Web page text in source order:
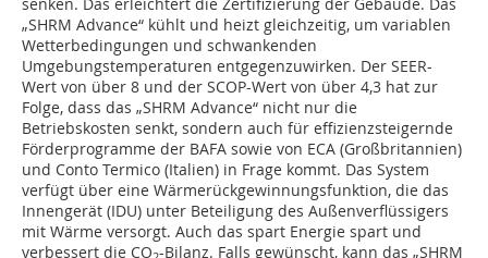
senken. Das erleichtert die Zertifizierung der Gebäude. Das
„SHRM Advance“ kühlt und heizt gleichzeitig, um variablen
Wetterbedingungen und schwankenden
Umgebungstemperaturen entgegenzuwirken. Der SEER-
Wert von über 8 und der SCOP-Wert von über 4,3 hat zur
Folge, dass das „SHRM Advance“ nicht nur die
Betriebskosten senkt, sondern auch für effizienzsteigernde
Förderprogramme der BAFA sowie von ECA (Großbritannien)
und Conto Termico (Italien) in Frage kommt. Das System
verfügt über eine Wärmerückgewinnungsfunktion, die das
Innengerät (IDU) unter Beteiligung des Außenverflüssigers
mit Wärme versorgt. Auch das spart Energie spart und
verbessert die CO -Bilanz. Falls gewünscht, kann das „SHRM